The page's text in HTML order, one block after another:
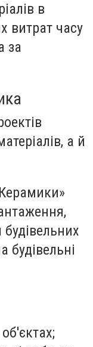
в
витрат часу
за
а й
будівельні